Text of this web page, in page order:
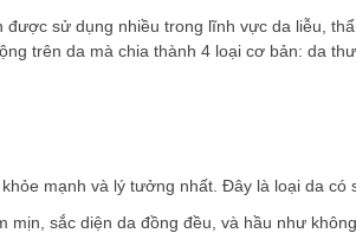
sử dụng nhiều trong lĩnh vực da liễu,
trên da mà chia thành 4 loại cơ bản: da
mạnh và lý tưởng nhất. Đây là loại da có
sắc diện da đồng đều, và hầu như